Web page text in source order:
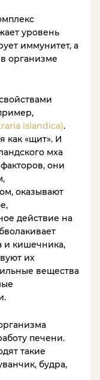
уровень
иммунитет, а
организме
islandica).
как «щит». И
мха
они
оказывают
действие на
и кишечника,
их
вещества
печени.
такие
будра,